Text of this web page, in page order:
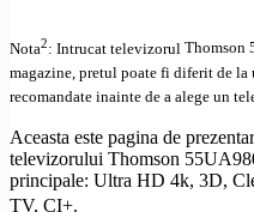
Nota2: Intrucat televizorul Thomson
magazine, pretul poate fi diferit de la
recomandate inainte de a alege un
Aceasta este pagina de
televizorului Thomson
principale: Ultra HD 4k, 3D,
TV, CI+.